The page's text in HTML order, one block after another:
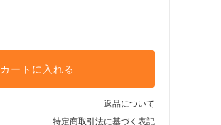
カートに入れる
返品について
特定商取引法に基づく表記